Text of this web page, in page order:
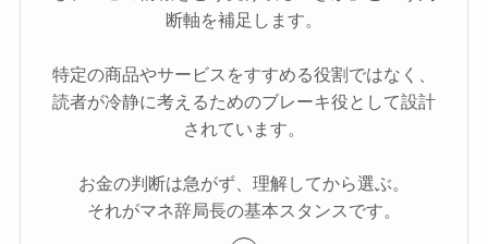
断軸を補足します。
特定の商品やサービスをすすめる役割ではなく、
読者が冷静に考えるためのブレーキ役として設計
されています。
お金の判断は急がず、理解してから選ぶ。
それがマネ辞局長の基本スタンスです。